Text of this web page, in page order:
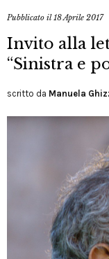
Pubblicato il18 Aprile 2017
Invito alla
“Sinistra e
scritto da Manuela